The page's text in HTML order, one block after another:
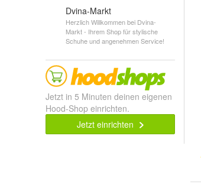
Dvina-Markt
Herzlich Willkommen bei Dvina-
Markt - Ihrem Shop für stylische
Schuhe und angenehmen Service!
Jetzt in 5 Minuten deinen eigenen
Hood-Shop einrichten.
Jetzt einrichten